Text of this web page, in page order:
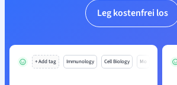
Leg kostenfrei los
+ Add tag Immunology Cell Biology Mo